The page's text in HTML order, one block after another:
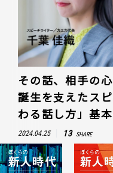
その話、相手の
誕生を支えたス
わる話し方」基
2024.04.25 13 SHARE